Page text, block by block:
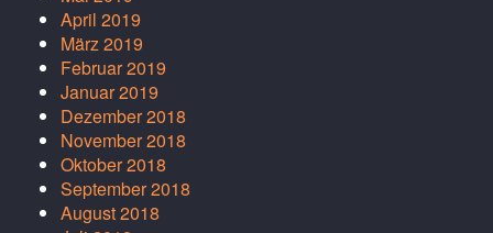
April 2019
März 2019
Februar 2019
Januar 2019
Dezember 2018
November 2018
Oktober 2018
September 2018
August 2018